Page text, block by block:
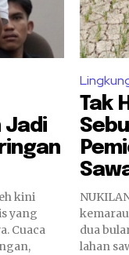
Jadi
kini
yang
Cuaca
Tak
dua
lahan